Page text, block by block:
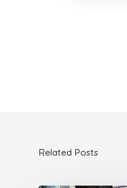
Related Posts